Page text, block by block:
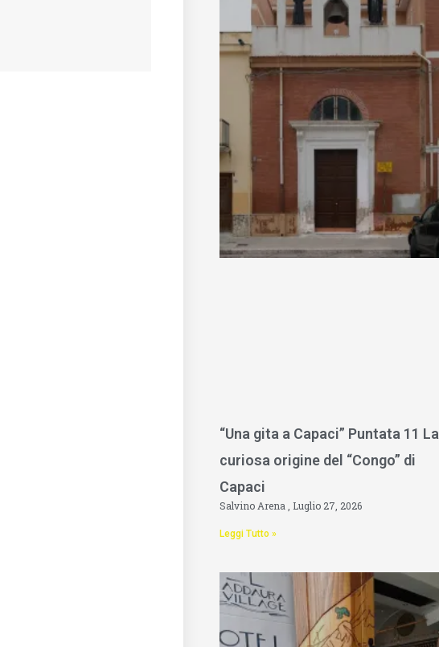
“Una gita a Capaci” Puntata 11 La
curiosa origine del “Congo” di
Capaci
Salvino Arena Luglio 27, 2026
Leggi Tutto »